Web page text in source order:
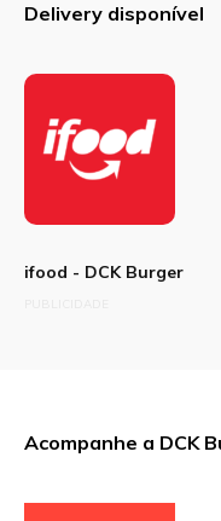
Delivery disponível
ifood - DCK Burger
Acompanhe a DCK